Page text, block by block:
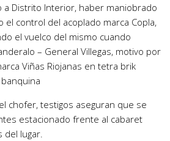
a Distrito Interior, haber maniobrado
control del acoplado marca Copla,
el vuelco del mismo cuando
– General Villegas, motivo por
Viñas Riojanas en tetra brik
chofer, testigos aseguran que se
estacionado frente al cabaret
del lugar.